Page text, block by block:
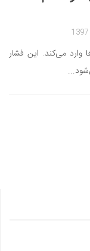
وارد می‌کند. این فشار